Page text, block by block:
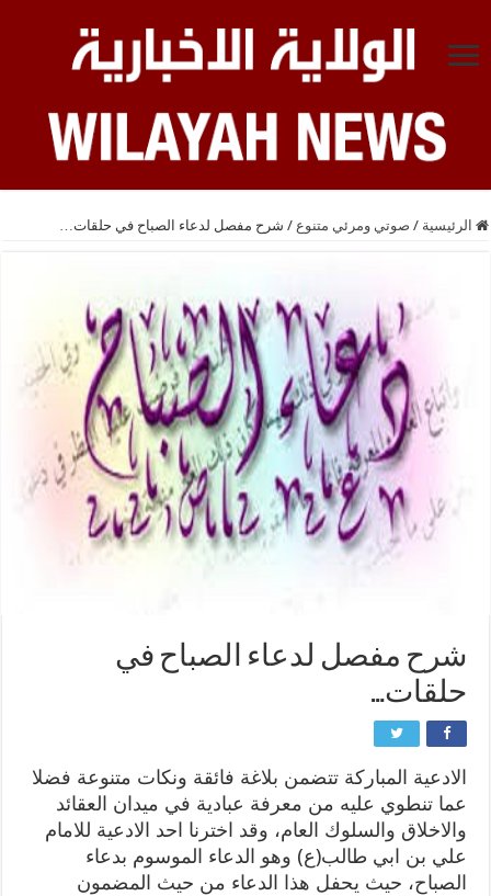
الرئيسية / صوتي ومرئي متنوع / شرح مفصل لدعاء الصباح في حلقات…
شرح مفصل لدعاء الصباح في
حلقات…
الادعية المباركة تتضمن بلاغة فائقة ونكات متنوعة فضلا
عما تنطوي عليه من معرفة عبادية في ميدان العقائد
والاخلاق والسلوك العام، وقد اخترنا احد الادعية للامام
علي بن ابي طالب(ع) وهو الدعاء الموسوم بدعاء
الصباح، حيث يحفل هذا الدعاء من حيث المضمون